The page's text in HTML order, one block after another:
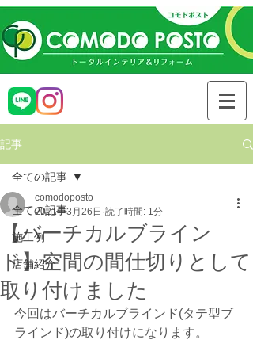
記事
全ての記事
施工例
店舗紹介
全ての記事
【バーチカルブライン
ド】空間の間仕切りとして
取り付けました
comodoposto
2021年3月26日 読了時間: 1分
今回はバーチカルブラインド(タテ型ブ
ラインド)の取り付けになります。